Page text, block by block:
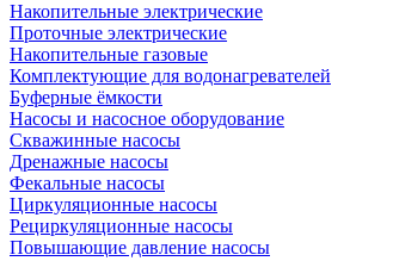
Накопительные электрические
Проточные электрические
Накопительные газовые
Комплектующие для водонагревателей
Буферные ёмкости
Насосы и насосное оборудование
Скважинные насосы
Дренажные насосы
Фекальные насосы
Циркуляционные насосы
Рециркуляционные насосы
Повышающие давление насосы